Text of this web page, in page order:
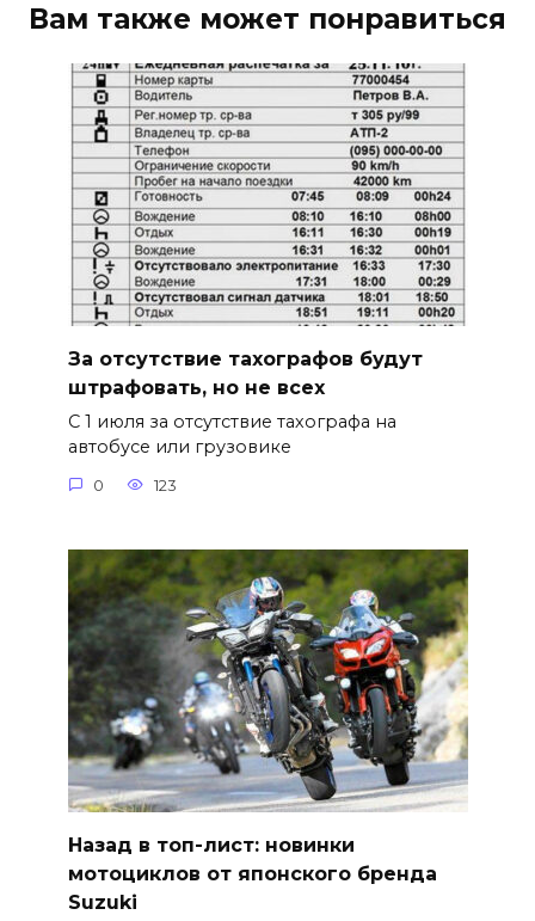
Вам также может понравиться
За отсутствие тахографов будут
штрафовать, но не всех
С 1 июля за отсутствие тахографа на
автобусе или грузовике
0 123
Назад в топ-лист: новинки
мотоциклов от японского бренда
Suzuki